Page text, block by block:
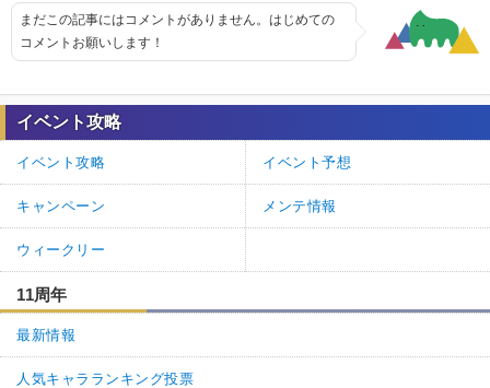
まだこの記事にはコメントがありません。はじめての
コメントお願いします！
イベント攻略
イベント攻略 イベント予想
キャンペーン メンテ情報
ウィークリー
11周年
最新情報
人気キャラランキング投票